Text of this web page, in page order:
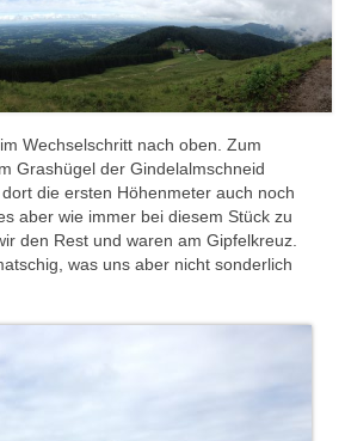
Wechselschritt nach oben. Zum
Grashügel der Gindelalmschneid
die ersten Höhenmeter auch noch
aber wie immer bei diesem Stück zu
den Rest und waren am Gipfelkreuz.
was uns aber nicht sonderlich